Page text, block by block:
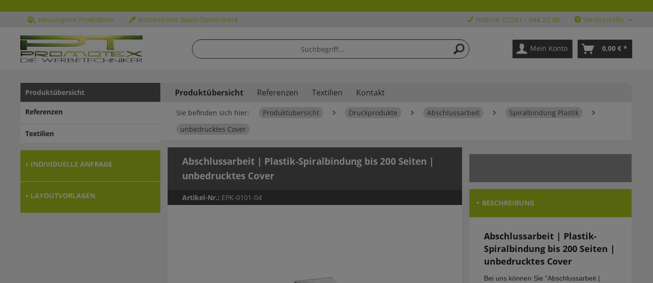
Hauseigene Produktion Kostenfreier Basis-Datencheck Hotline: 02241 - 944 25 40 Service/Hilfe
Mein Konto 0,00 € *
Produktübersicht
Referenzen
Textilien
INDIVIDUELLE ANFRAGE
LAYOUTVORLAGEN
Produktübersicht Referenzen Textilien Kontakt
Sie befinden sich hier: Produktübersicht Druckprodukte Abschlussarbeit
Spiralbindung Plastik
unbedrucktes Cover
Abschlussarbeit | Plastik-Spiralbindung bis 200 Seiten |
unbedrucktes Cover
Artikel-Nr.: EPK-0101-04
BESCHREIBUNG
Abschlussarbeit | Plastik-
Spiralbindung bis 200 Seiten |
unbedrucktes Cover
Bei uns können Sie "Abschlussarbeit |